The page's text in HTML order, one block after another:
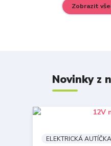
Zobrazit
Novinky z
ELEKTRICKÁ AUTÍČKA